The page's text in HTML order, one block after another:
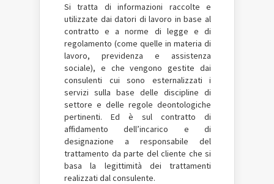
Si tratta di informazioni raccolte e
utilizzate dai datori di lavoro in base al
contratto e a norme di legge e di
regolamento (come quelle in materia di
lavoro, previdenza e assistenza
sociale), e che vengono gestite dai
consulenti cui sono esternalizzati i
servizi sulla base delle discipline di
settore e delle regole deontologiche
pertinenti. Ed è sul contratto di
affidamento dell’incarico e di
designazione a responsabile del
trattamento da parte del cliente che si
basa la legittimità dei trattamenti
realizzati dal consulente.